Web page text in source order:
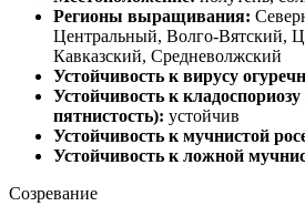
Регионы выращивания:
Центральный, Волго-Вятский,
Кавказский, Средневолжский
Устойчивость к вирусу
Устойчивость к
пятнистость): устойчив
Устойчивость к мучнистой
Устойчивость к ложной
Созревание